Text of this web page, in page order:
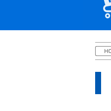
ル
H
O
E